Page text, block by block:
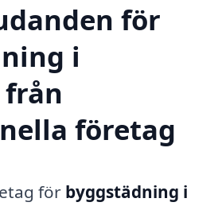
för
i
företag
för byggstädning i